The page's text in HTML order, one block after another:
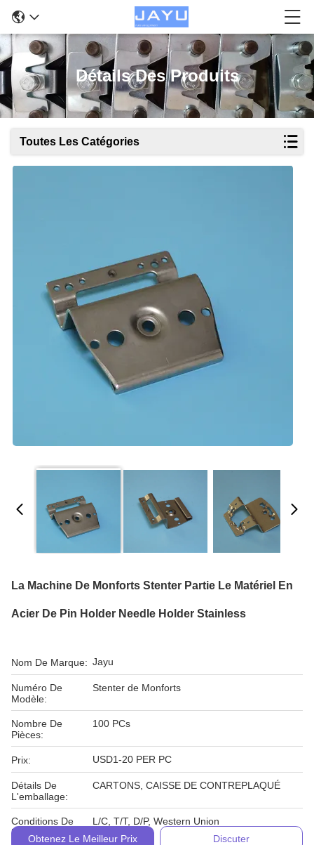
Détails Des Produits
Toutes Les Catégories
La Machine De Monforts Stenter Partie Le Matériel En
Acier De Pin Holder Needle Holder Stainless
Nom De Marque: Jayu
Numéro De
Modèle:
Stenter de Monforts
Nombre De
Pièces:
100 PCs
Prix: USD1-20 PER PC
Détails De
L'emballage:
CARTONS, CAISSE DE CONTREPLAQUÉ
Conditions De
Paiement:
L/C, T/T, D/P, Western Union
Obtenez Le Meilleur Prix
Discuter